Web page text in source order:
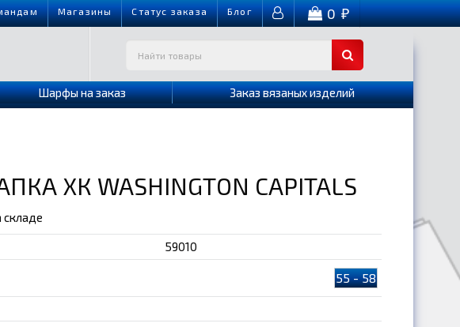
Магазины Cтатус заказа Блог 0₽
Шарфы на заказ Заказ вязаных изделий
ХК WASHINGTON CAPITALS
складе
59010
55 - 58